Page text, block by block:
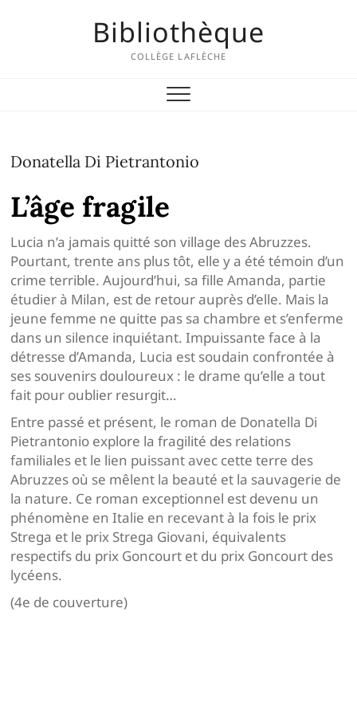
Bibliothèque
COLLÈGE LAFLÈCHE
Donatella Di Pietrantonio
L’âge fragile
Lucia n’a jamais quitté son village des Abruzzes.
Pourtant, trente ans plus tôt, elle y a été témoin d’un
crime terrible. Aujourd’hui, sa fille Amanda, partie
étudier à Milan, est de retour auprès d’elle. Mais la
jeune femme ne quitte pas sa chambre et s’enferme
dans un silence inquiétant. Impuissante face à la
détresse d’Amanda, Lucia est soudain confrontée à
ses souvenirs douloureux : le drame qu’elle a tout
fait pour oublier resurgit…
Entre passé et présent, le roman de Donatella Di
Pietrantonio explore la fragilité des relations
familiales et le lien puissant avec cette terre des
Abruzzes où se mêlent la beauté et la sauvagerie de
la nature. Ce roman exceptionnel est devenu un
phénomène en Italie en recevant à la fois le prix
Strega et le prix Strega Giovani, équivalents
respectifs du prix Goncourt et du prix Goncourt des
lycéens.
(4e de couverture)